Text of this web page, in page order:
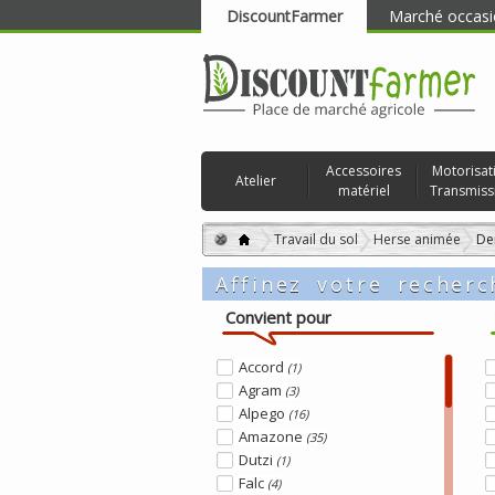
DiscountFarmer Marché
RECHERCHER
Atelier
Accessoires
matériel
Travail du sol Herse animée
Affinez votre
Convient pour
Accord (1)
Agram (3)
Alpego (16)
Amazone (35)
Dutzi (1)
Falc (4)